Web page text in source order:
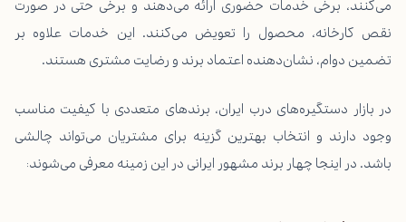
می‌کنند، برخی خدمات حضوری ارائه می‌دهند و برخی حتی در صورت
نقص کارخانه، محصول را تعویض می‌کنند. این خدمات علاوه بر
تضمین دوام، نشان‌دهنده اعتماد برند و رضایت مشتری هستند.
در بازار دستگیره‌های درب ایران، برندهای متعددی با کیفیت مناسب
وجود دارند و انتخاب بهترین گزینه برای مشتریان می‌تواند چالشی
باشد. در اینجا چهار برند مشهور ایرانی در این زمینه معرفی می‌شوند: